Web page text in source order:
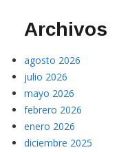
Archivos
agosto 2026
julio 2026
mayo 2026
febrero 2026
enero 2026
diciembre 2025